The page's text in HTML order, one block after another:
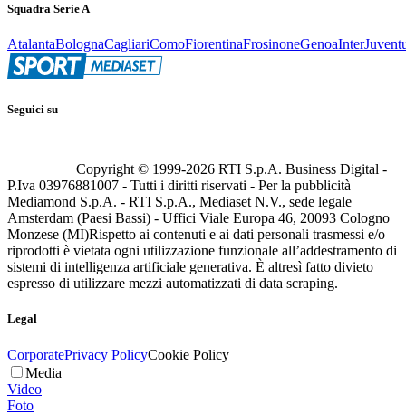
Squadra Serie A
AtalantaBolognaCagliariComoFiorentinaFrosinoneGenoaInter
Seguici su
Copyright © 1999-2026 RTI S.p.A. Business Digital -
P.Iva 03976881007 - Tutti i diritti riservati - Per la pubblicità
Mediamond S.p.A. - RTI S.p.A., Mediaset N.V., sede legale
Amsterdam (Paesi Bassi) - Uffici Viale Europa 46, 20093 Cologno
Monzese (MI)Rispetto ai contenuti e ai dati personali trasmessi e/o
riprodotti è vietata ogni utilizzazione funzionale all’addestramento di
sistemi di intelligenza artificiale generativa. È altresì fatto divieto
espresso di utilizzare mezzi automatizzati di data scraping.
Legal
CorporatePrivacy PolicyCookie Policy
Media
Video
Foto